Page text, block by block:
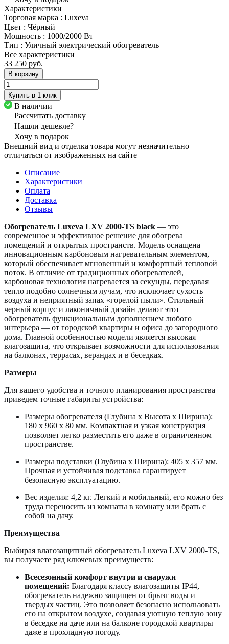
Характеристики
Торговая марка : Luxeva
Цвет : Чёрный
Мощность : 1000/2000 Вт
Тип : Уличный электрический обогреватель
Все характеристики
33 250 руб.
В корзину
Купить в 1 клик
В наличии
Рассчитать доставку
Нашли дешевле?
Хочу в подарок
Внешний вид и отделка товара могут незначительно
отличаться от изображенных на сайте
Описание
Характеристики
Оплата
Доставка
Отзывы
Обогреватель Luxeva LXV 2000-TS black — это
современное и эффективное решение для обогрева
помещений и открытых пространств. Модель оснащена
инновационным карбоновым нагревательным элементом,
который обеспечивает мгновенный и комфортный тепловой
поток. В отличие от традиционных обогревателей,
карбоновая технология нагревается за секунды, передавая
тепло подобно солнечным лучам, что исключает сухость
воздуха и неприятный запах «горелой пыли». Стильный
черный корпус и лаконичный дизайн делают этот
обогреватель функциональным дополнением любого
интерьера — от городской квартиры и офиса до загородного
дома. Главной особенностью модели является высокая
влагозащита, что открывает возможности для использования
на балконах, террасах, верандах и в беседках.
Размеры
Для вашего удобства и точного планирования пространства
приведем точные габариты устройства:
Размеры обогревателя (Глубина x Высота x Ширина):
180 x 960 x 80 мм. Компактная и узкая конструкция
позволяет легко разместить его даже в ограниченном
пространстве.
Размеры подставки (Глубина x Ширина): 405 x 357 мм.
Прочная и устойчивая подставка гарантирует
безопасную эксплуатацию.
Вес изделия: 4,2 кг. Легкий и мобильный, его можно без
труда переносить из комнаты в комнату или брать с
собой на дачу.
Преимущества
Выбирая влагозащитный обогреватель Luxeva LXV 2000-TS,
вы получаете ряд ключевых преимуществ:
Всесезонный комфорт внутри и снаружи
помещений: Благодаря классу влагозащиты IP44,
обогреватель надежно защищен от брызг воды и
твердых частиц. Это позволяет безопасно использовать
его на открытом воздухе, создавая уютную теплую зону
в беседке на даче или на балконе городской квартиры
даже в прохладную погоду.